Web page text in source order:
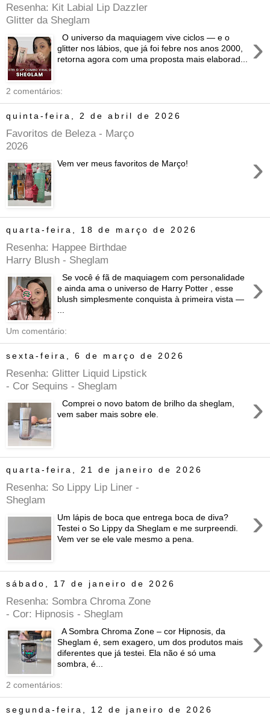
Resenha: Kit Labial Lip Dazzler
Glitter da Sheglam
›
O universo da maquiagem vive ciclos — e o
glitter nos lábios, que já foi febre nos anos 2000,
retorna agora com uma proposta mais elaborad...
2 comentários:
quinta-feira, 2 de abril de 2026
Favoritos de Beleza - Março
2026
›
Vem ver meus favoritos de Março!
quarta-feira, 18 de março de 2026
Resenha: Happee Birthdae
Harry Blush - Sheglam
›
Se você é fã de maquiagem com personalidade
e ainda ama o universo de Harry Potter , esse
blush simplesmente conquista à primeira vista —
Um comentário:
sexta-feira, 6 de março de 2026
Resenha: Glitter Liquid Lipstick
- Cor Sequins - Sheglam
›
Comprei o novo batom de brilho da sheglam,
vem saber mais sobre ele.
quarta-feira, 21 de janeiro de 2026
Resenha: So Lippy Lip Liner -
Sheglam
›
Um lápis de boca que entrega boca de diva?
Testei o So Lippy da Sheglam e me surpreendi.
Vem ver se ele vale mesmo a pena.
sábado, 17 de janeiro de 2026
Resenha: Sombra Chroma Zone
- Cor: Hipnosis - Sheglam
›
A Sombra Chroma Zone – cor Hipnosis, da
Sheglam é, sem exagero, um dos produtos mais
diferentes que já testei. Ela não é só uma
sombra, é...
2 comentários:
segunda-feira, 12 de janeiro de 2026